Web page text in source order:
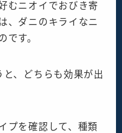
むニオイでおびき寄
、ダニのキライなニ
です。
、どちらも効果が出
プを確認して、種類